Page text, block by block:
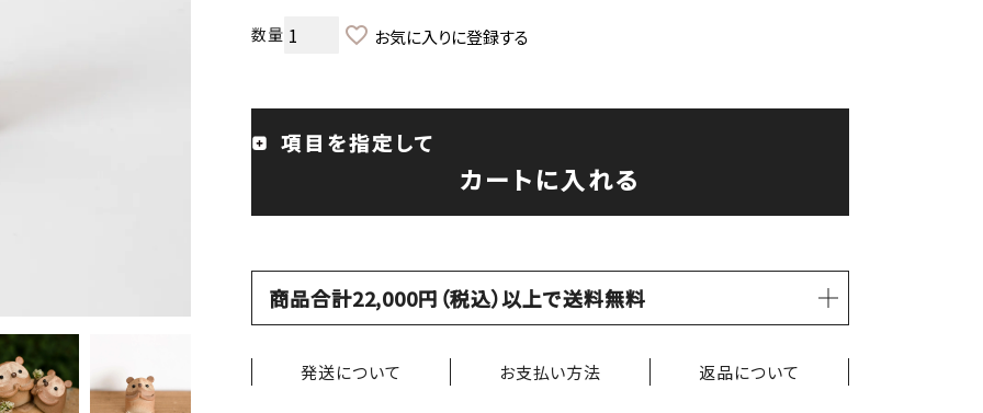
お気に入りに登録する
項目を指定して
カートに入れる
商品合計22,000円（税込）以上で送料無料
発送について お支払い方法 返品について